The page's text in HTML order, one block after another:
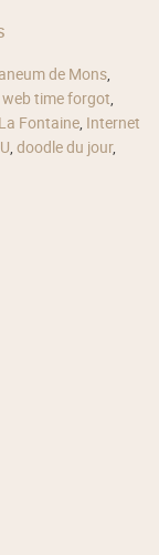
de Mons,
time forgot,
Fontaine, Internet
,doodle du jour,